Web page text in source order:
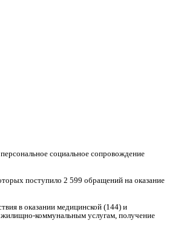
социальное сопровождение
поступило 2 599 обращений на оказание
в оказании медицинской (144) и
коммунальным услугам, получение